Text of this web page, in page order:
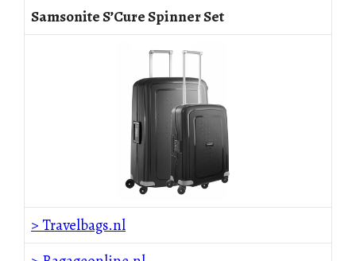
Samsonite S’Cure Spinner Set
> Travelbags.nl